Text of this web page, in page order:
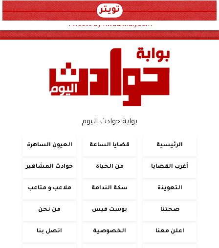
تويتر
Tweets by hwadithalyoum
بوابة حوادث اليوم
الرئيسية قضايا الساعة العيون الساهرة
أغرب القضايا من الحياة حوادث المشاهير
التعويذة سكة الندامة ملاعب و متاعب
صحتنا بوست فيس من نحن
اعلن معنا الخصوصية اتصل بنا